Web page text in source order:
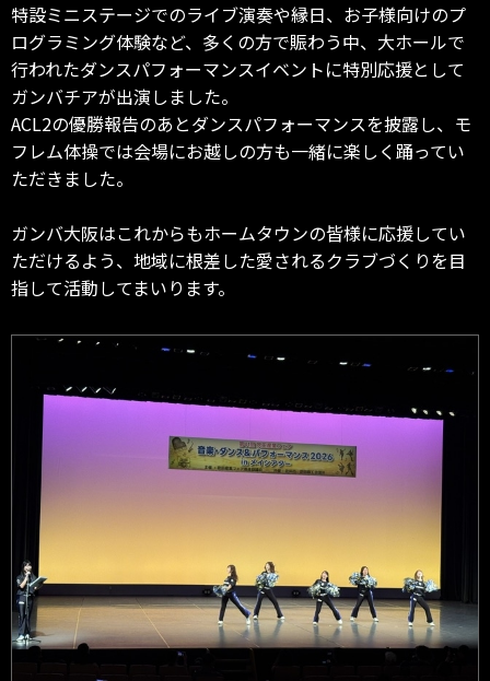
特設ミニステージでのライブ演奏や縁日、お子様向けのプ
ログラミング体験など、多くの方で賑わう中、大ホールで
行われたダンスパフォーマンスイベントに特別応援として
ガンバチアが出演しました。
ACL2の優勝報告のあとダンスパフォーマンスを披露し、モ
フレム体操では会場にお越しの方も一緒に楽しく踊ってい
ただきました。
ガンバ大阪はこれからもホームタウンの皆様に応援してい
ただけるよう、地域に根差した愛されるクラブづくりを目
指して活動してまいります。